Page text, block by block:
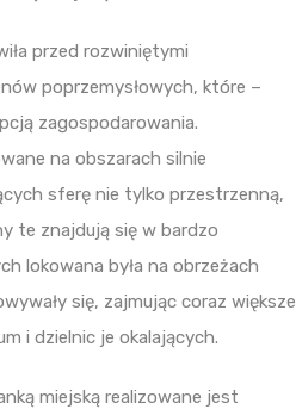
przed rozwiniętymi
poprzemysłowych, które –
zagospodarowania.
na obszarach silnie
sferę nie tylko przestrzenną,
te znajdują się w bardzo
lokowana była na obrzeżach
się, zajmując coraz większe
i dzielnic je okalających.
miejską realizowane jest